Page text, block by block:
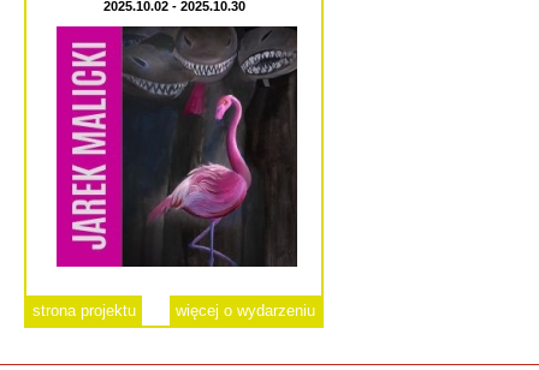
2025.10.02 - 2025.10.30
strona projektu więcej o wydarzeniu